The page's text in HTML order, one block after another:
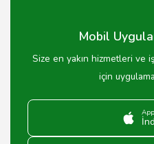
Mobil
Size en yakın hizmetleri ve
için